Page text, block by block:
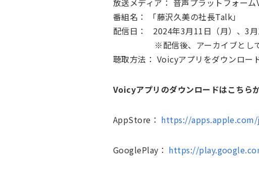
放送メディア： 音声プラットフォー
番組名： 「藤沢久美の社長Talk」
配信日： 2024年3月11日（月）、3
※配信後、アーカイブとして聴
聴取方法： Voicyアプリをダウンロー
Voicyアプリのダウンロードはこちら
AppStore： https://
GooglePlay： https://